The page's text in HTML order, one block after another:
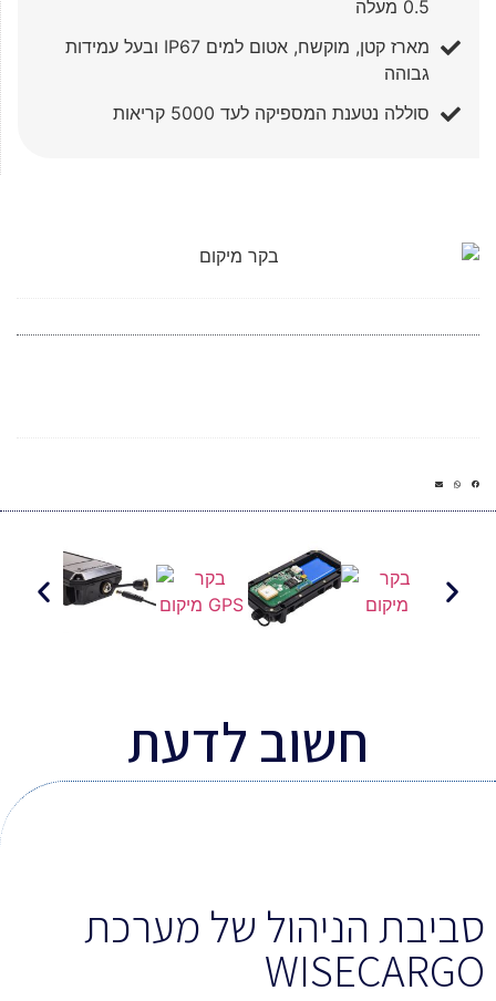
0.5 מעלה
מארז קטן, מוקשח, אטום למים IP67 ובעל עמידות
גבוהה
סוללה נטענת המספיקה לעד 5000 קריאות
חשוב לדעת
סביבת הניהול של מערכת
WISECARGO